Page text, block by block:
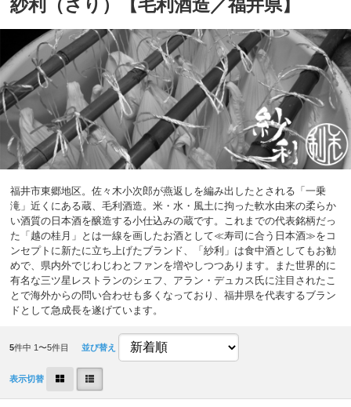
紗利（さり）【毛利酒造／福井県】
福井市東郷地区。佐々木小次郎が燕返しを編み出したとされる「一乗
滝」近くにある蔵、毛利酒造。米・水・風土に拘った軟水由来の柔らか
い酒質の日本酒を醸造する小仕込みの蔵です。これまでの代表銘柄だっ
た「越の桂月」とは一線を画したお酒として≪寿司に合う日本酒≫をコ
ンセプトに新たに立ち上げたブランド、「紗利」は食中酒としてもお勧
めで、県内外でじわじわとファンを増やしつつあります。また世界的に
有名な三ツ星レストランのシェフ、アラン・デュカス氏に注目されたこ
とで海外からの問い合わせも多くなっており、福井県を代表するブラン
ドとして急成長を遂げています。
5件中 1〜5件目 並び替え
表示切替